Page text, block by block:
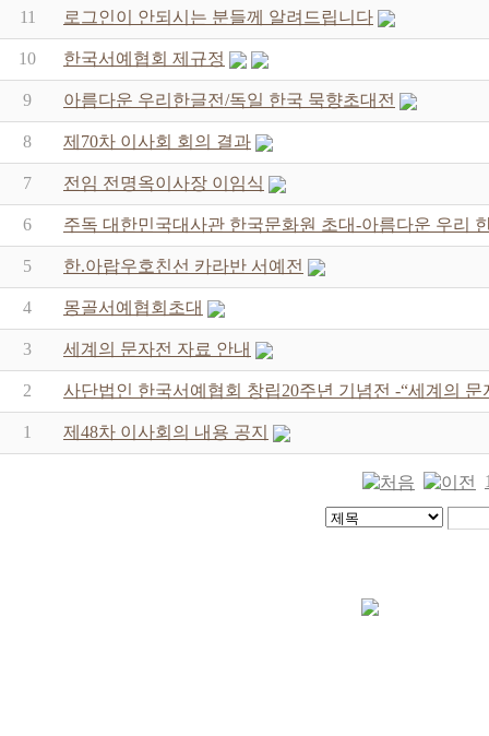
11 로그인이 안되시는 분들께 알려드립니다
10 한국서예협회 제규정
9 아름다운 우리한글전/독일 한국 묵향초대전
8 제70차 이사회 회의 결과
7 전임 전명옥이사장 이임식
6 주독 대한민국대사관 한국문화원 초대-아름다운 우리
5 한.아랍우호친선 카라반 서예전
4 몽골서예협회초대
3 세계의 문자전 자료 안내
2 사단법인 한국서예협회 창립20주년 기념전 -“세계의 문
1 제48차 이사회의 내용 공지